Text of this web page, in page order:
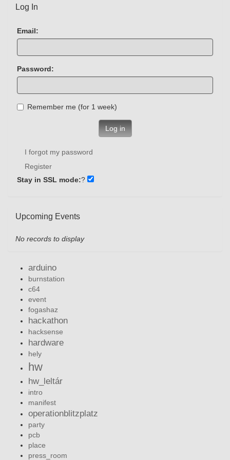
Log In
Email:
Password:
Remember me (for 1 week)
Log in
I forgot my password
Register
Stay in SSL mode:?
Upcoming Events
No records to display
arduino
burnstation
c64
event
fogashaz
hackathon
hacksense
hardware
hely
hw
hw_leltár
intro
manifest
operationblitzplatz
party
pcb
place
press_room